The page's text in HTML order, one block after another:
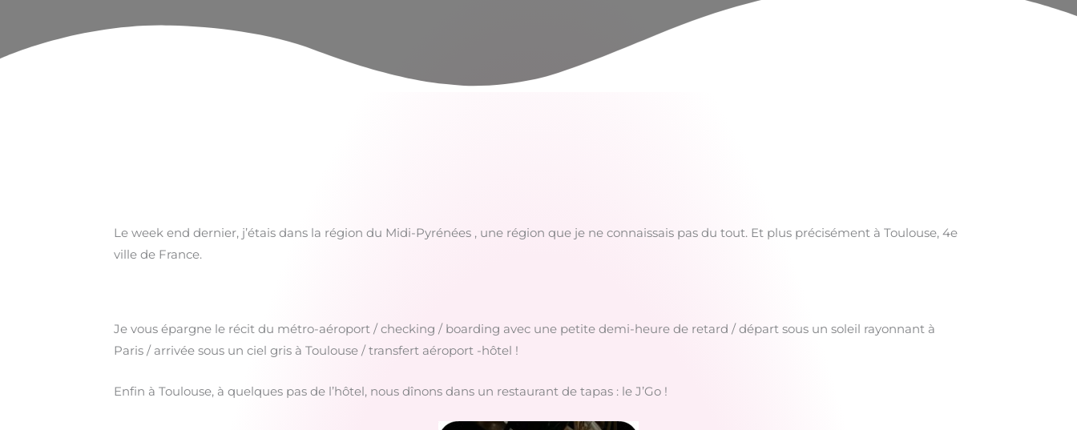
Le week end dernier, j’étais dans la région du Midi-Pyrénées , une région que je ne connaissais pas du tout. Et plus précisément à Toulouse, 4e
ville de France.
Je vous épargne le récit du métro-aéroport / checking / boarding avec une petite demi-heure de retard / départ sous un soleil rayonnant à
Paris / arrivée sous un ciel gris à Toulouse / transfert aéroport -hôtel !
Enfin à Toulouse, à quelques pas de l’hôtel, nous dînons dans un restaurant de tapas : le J’Go !